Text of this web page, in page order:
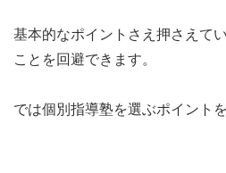
基本的なポイントさえ押さえて
ことを回避できます。
では個別指導塾を選ぶポイント